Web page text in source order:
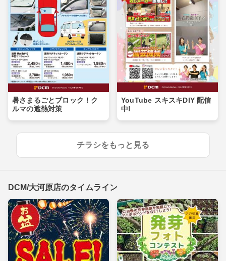
暑さまるごとブロック！ク
ルマの遮熱対策
YouTube スキスキDIY 配信
中!
チラシをもっと見る
DCM/大河原店のタイムライン